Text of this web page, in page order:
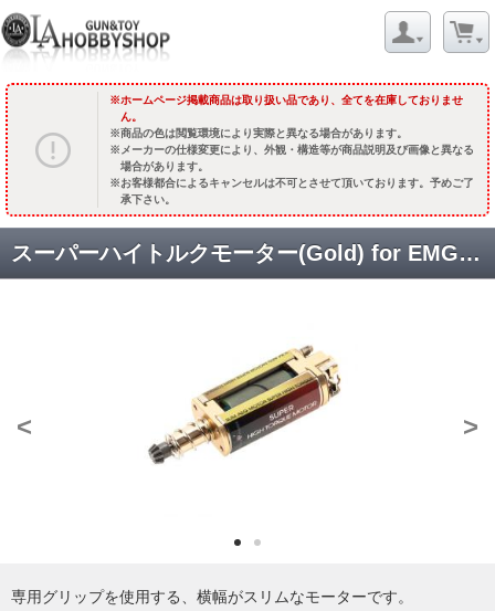
ホームページ掲載商品は取り扱い品であり、全てを在庫しておりませ
ん。
商品の色は閲覧環境により実際と異なる場合があります。
メーカーの仕様変更により、外観・構造等が商品説明及び画像と異なる
場合があります。
お客様都合によるキャンセルは不可とさせて頂いております。予めご了
承下さい。
スーパーハイトルクモーター(Gold) for EMG スリムグリップ [KA-01-14-L] [取寄]
< >
専用グリップを使用する、横幅がスリムなモーターです。